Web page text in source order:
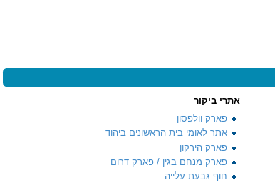
אתרי ביקור
פארק וולפסון
אתר לאומי בית הראשונים ביהוד
פארק הירקון
פארק מנחם בגין / פארק דרום
חוף גבעת עלייה